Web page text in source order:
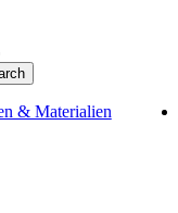
& Materialien